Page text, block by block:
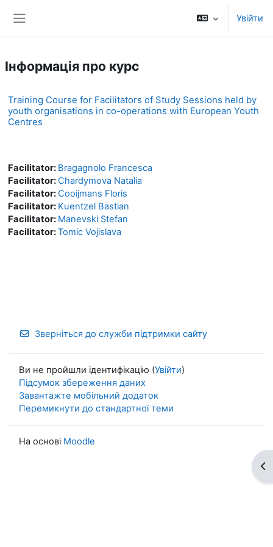
Увійти
Інформація про курс
Training Course for Facilitators of Study Sessions held by
youth organisations in co-operations with European Youth
Centres
Facilitator: Bragagnolo Francesca
Facilitator:Chardymova Natalia
Facilitator:Cooijmans Floris
Facilitator: Kuentzel Bastian
Facilitator: Manevski Stefan
Facilitator:Tomic Vojislava
Зверніться до служби підтримки сайту
Ви не пройшли ідентифікацію (Увійти)
Підсумок збереження даних
Завантажте мобільний додаток
Перемикнути до стандартної теми
На основі Moodle